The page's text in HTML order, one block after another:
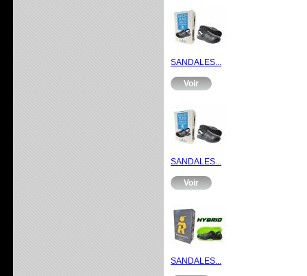
SANDALES...
Voir
SANDALES...
Voir
SANDALES...